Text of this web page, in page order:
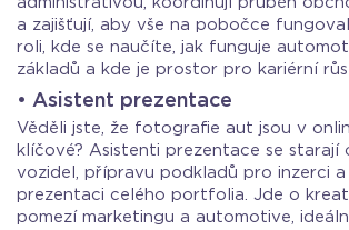
a zajišťují, aby vše na pobočce
roli, kde se naučíte, jak funguje
základů a kde je prostor pro kariérní
• Asistent prezentace
Věděli jste, že fotografie aut jsou v
klíčové? Asistenti prezentace se starají
vozidel, přípravu podkladů pro inzerci a
prezentaci celého portfolia. Jde o
pomezí marketingu a automotive,